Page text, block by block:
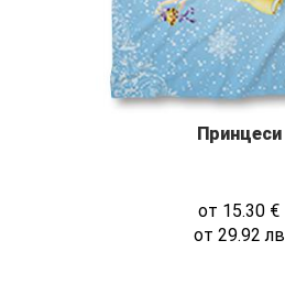
Принцеси
от 15.30 €
от 29.92лв